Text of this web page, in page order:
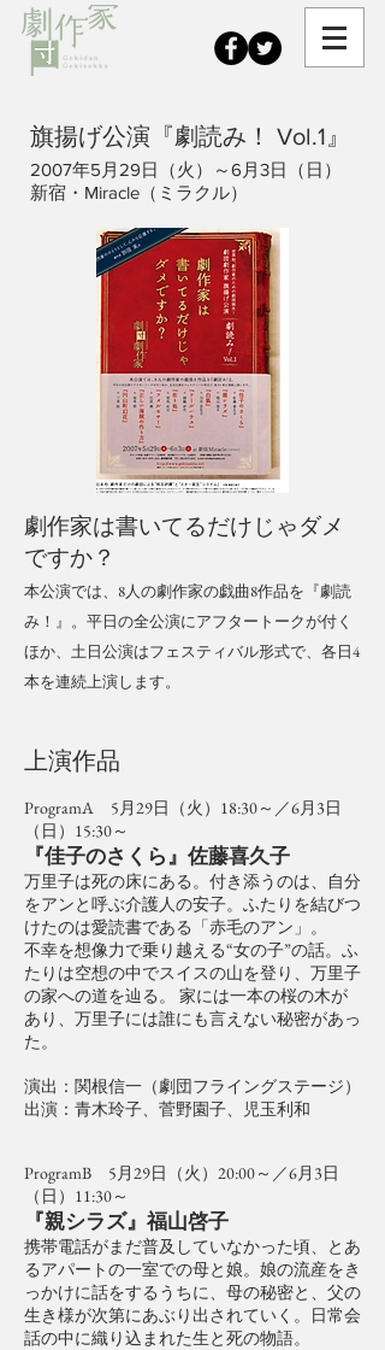
旗揚げ公演『劇読み！ Vol.1』
2007年5月29日（火）～6月3日（日）
新宿・Miracle（ミラクル）
劇作家は書いてるだけじゃダメ
ですか？
本公演では、8人の劇作家の戯曲8作品を『劇読
み！』。平日の全公演にアフタートークが付く
ほか、土日公演はフェスティバル形式で、各日4
本を連続上演します。
上演作品
ProgramA 5月29日（火）18:30～／6月3日
（日）15:30～
『佳子のさくら』佐藤喜久子
万里子は死の床にある。付き添うのは、自分
をアンと呼ぶ介護人の安子。ふたりを結びつ
けたのは愛読書である「赤毛のアン」。
不幸を想像力で乗り越える“女の子”の話。ふ
たりは空想の中でスイスの山を登り、万里子
の家への道を辿る。 家には一本の桜の木が
あり、万里子には誰にも言えない秘密があっ
た。
演出：関根信一（劇団フライングステージ）
出演：青木玲子、菅野園子、児玉利和
ProgramB 5月29日（火）20:00～／6月3日
（日）11:30～
『親シラズ』福山啓子
携帯電話がまだ普及していなかった頃、とあ
るアパートの一室での母と娘。娘の流産をき
っかけに話をするうちに、母の秘密と、父の
生き様が次第にあぶり出されていく。日常会
話の中に織り込まれた生と死の物語。